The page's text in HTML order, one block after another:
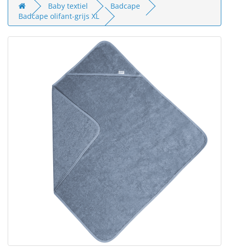
Baby textiel
Badcape
Badcape olifant-grijs XL